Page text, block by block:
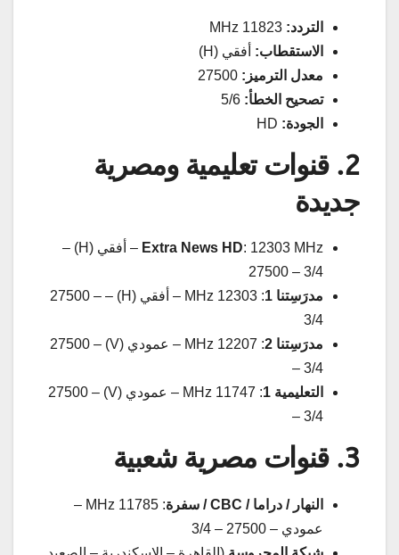
التردد:
الاستقطاب: أفقي (H)
معدل الترميز:
تصحيح الخطأ:
الجودة:
2. قنوات تعليمية ومصرية
جديدة
Extra News HD
: 12303 MHz – أفقي (H) –
27500 – 3/4
مدرَسِتنا 1
: 12303 MHz – أفقي (H) – 27500 –
3/4
مدرَسِتنا 2
: 12207 MHz – عمودي (V) – 27500
– 3/4
التعليمية 1
: 11747 MHz – عمودي (V) – 27500
– 3/4
3. قنوات مصرية شعبية
النهار / دراما / CBC / سفرة
: 11785 MHz –
عمودي – 27500 – 3/4